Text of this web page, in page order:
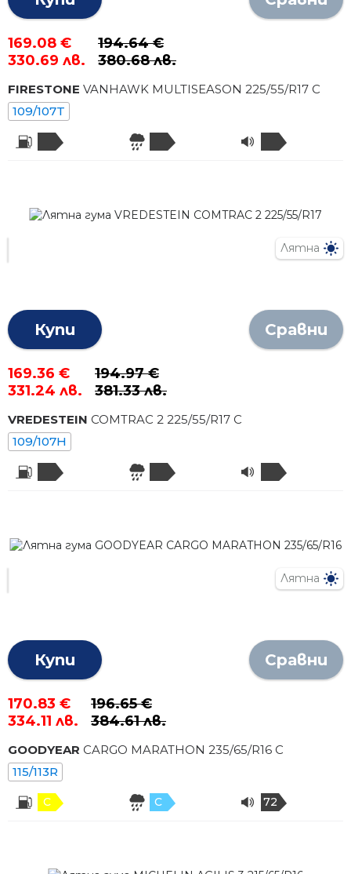
169.08 €
330.69 лв.
194.64 €
380.68 лв.
FIRESTONE VANHAWK MULTISEASON 225/55/R17 C
109/107T
Лятна
Купи Сравни
169.36 €
331.24 лв.
194.97 €
381.33 лв.
VREDESTEIN COMTRAC 2 225/55/R17 C
109/107H
Лятна
Купи Сравни
170.83 €
334.11 лв.
196.65 €
384.61 лв.
GOODYEAR CARGO MARATHON 235/65/R16 C
115/113R
C C 72